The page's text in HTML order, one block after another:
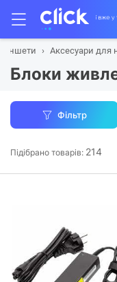
Аксесуари для
Блоки
Фільтр
Підібрано товарів: 214